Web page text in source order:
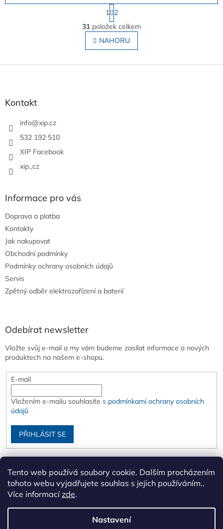
Tento web používá soubory cookie. Dalším procházením
tohoto webu vyjadřujete souhlas s jejich používáním..
Více informacízde.
Nastavení
O
v
l
á
S
t
r
á
n
k
v
1 2
31 položek celkem
NAHORU
Z
Kontakt
info@xip.cz
532 192 510
XIP Facebook
xip_cz
Informace pro vás
Doprava a platba
Kontakty
Jak nakupovat
Obchodní podmínky
Podmínky ochrany osobních údajů
Servis
Zpětný odběr elektrozařízení a baterií
Odebírat newsletter
Vložte svůj e-mail a my vám budeme zasílat informace o nových
produktech na našem e-shopu.
E-mail
Vložením e-mailu souhlasíte s podmínkami ochrany osobních
údajů
PŘIHLÁSIT SE
Vytvořil Shoptet